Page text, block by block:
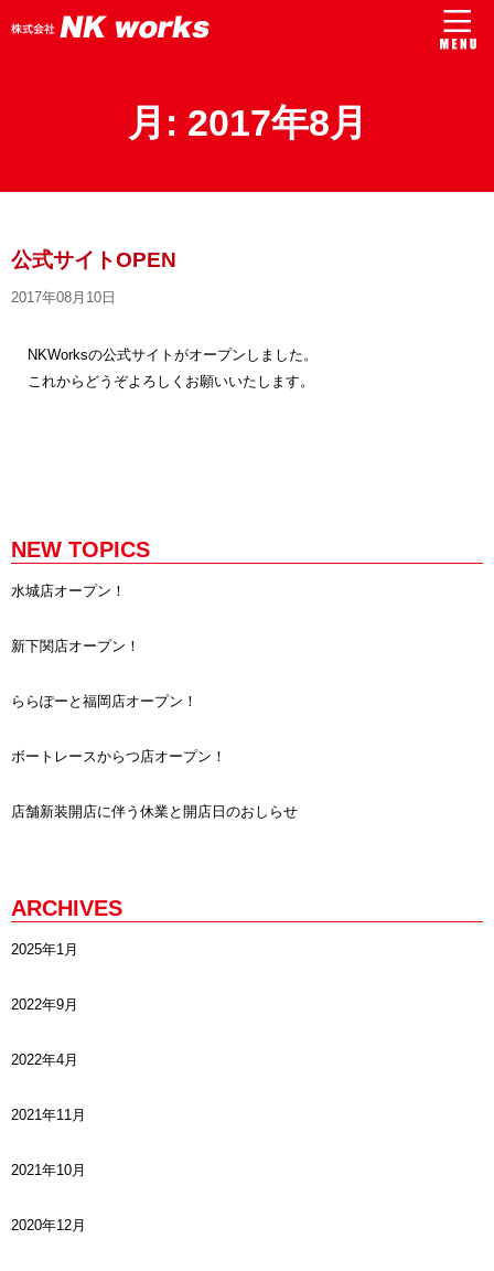
月: 2017年8月
公式サイトOPEN
2017年08月10日
NKWorksの公式サイトがオープンしました。
これからどうぞよろしくお願いいたします。
NEW TOPICS
水城店オープン！
新下関店オープン！
ららぽーと福岡店オープン！
ボートレースからつ店オープン！
店舗新装開店に伴う休業と開店日のおしらせ
ARCHIVES
2025年1月
2022年9月
2022年4月
2021年11月
2021年10月
2020年12月